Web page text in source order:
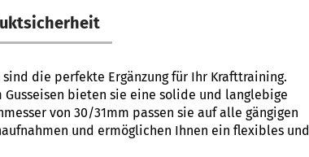
sind die perfekte Ergänzung für Ihr Krafttraining.
bieten sie eine solide und langlebige
von 30/31mm passen sie auf alle gängigen
und ermöglichen Ihnen ein flexibles und